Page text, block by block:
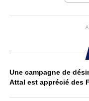
Une campagne de
Attal est apprécié des